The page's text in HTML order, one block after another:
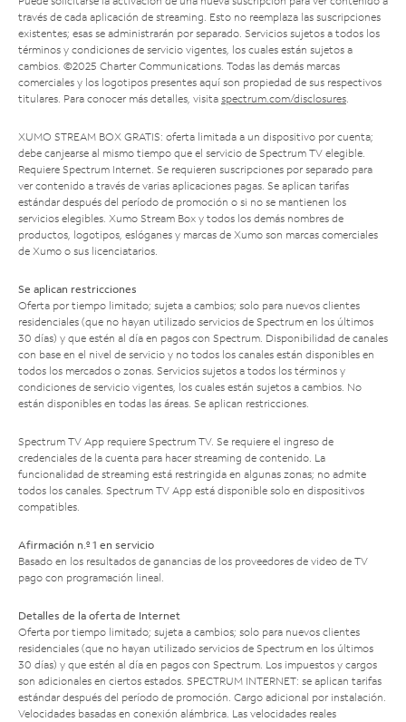
través de cada aplicación de streaming. Esto no reemplaza las suscripciones
existentes; esas se administrarán por separado. Servicios sujetos a todos los
términos y condiciones de servicio vigentes, los cuales están sujetos a
cambios. ©2025 Charter Communications. Todas las demás marcas
comerciales y los logotipos presentes aquí son propiedad de sus respectivos
titulares. Para conocer más detalles, visita spectrum.com/disclosures.
XUMO STREAM BOX GRATIS: oferta limitada a un dispositivo por cuenta;
debe canjearse al mismo tiempo que el servicio de Spectrum TV elegible.
Requiere Spectrum Internet. Se requieren suscripciones por separado para
ver contenido a través de varias aplicaciones pagas. Se aplican tarifas
estándar después del período de promoción o si no se mantienen los
servicios elegibles. Xumo Stream Box y todos los demás nombres de
productos, logotipos, eslóganes y marcas de Xumo son marcas comerciales
de Xumo o sus licenciatarios.
Se aplican restricciones
Oferta por tiempo limitado; sujeta a cambios; solo para nuevos clientes
residenciales (que no hayan utilizado servicios de Spectrum en los últimos
30 días) y que estén al día en pagos con Spectrum. Disponibilidad de canales
con base en el nivel de servicio y no todos los canales están disponibles en
todos los mercados o zonas. Servicios sujetos a todos los términos y
condiciones de servicio vigentes, los cuales están sujetos a cambios. No
están disponibles en todas las áreas. Se aplican restricciones.
Spectrum TV App requiere Spectrum TV. Se requiere el ingreso de
credenciales de la cuenta para hacer streaming de contenido. La
funcionalidad de streaming está restringida en algunas zonas; no admite
todos los canales. Spectrum TV App está disponible solo en dispositivos
compatibles.
Afirmación n.º 1 en servicio
Basado en los resultados de ganancias de los proveedores de video de TV
pago con programación lineal.
Detalles de la oferta de Internet
Oferta por tiempo limitado; sujeta a cambios; solo para nuevos clientes
residenciales (que no hayan utilizado servicios de Spectrum en los últimos
30 días) y que estén al día en pagos con Spectrum. Los impuestos y cargos
son adicionales en ciertos estados. SPECTRUM INTERNET: se aplican tarifas
estándar después del período de promoción. Cargo adicional por instalación.
Velocidades basadas en conexión alámbrica. Las velocidades reales